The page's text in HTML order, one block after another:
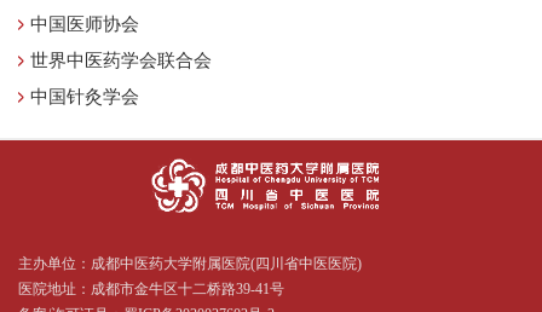
中国医师协会
世界中医药学会联合会
中国针灸学会
主办单位：成都中医药大学附属医院(四川省中医医院)
医院地址：成都市金牛区十二桥路39-41号